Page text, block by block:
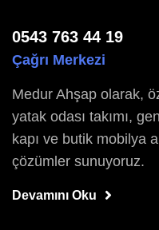
0543 763 44 19
Çağrı Merkezi
Medur Ahşap olarak,
yatak odası takımı,
kapı ve butik mobilya
çözümler sunuyoruz.
Devamını Oku